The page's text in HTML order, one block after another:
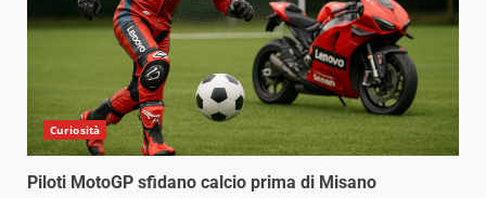
Curiosità
Piloti MotoGP sfidano calcio prima di Misano